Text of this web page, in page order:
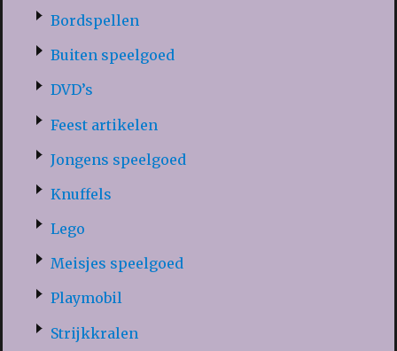
Bordspellen
Buiten speelgoed
DVD’s
Feest artikelen
Jongens speelgoed
Knuffels
Lego
Meisjes speelgoed
Playmobil
Strijkkralen